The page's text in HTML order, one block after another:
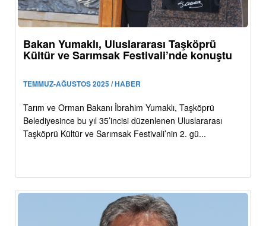
Bakan Yumaklı, Uluslararası Taşköprü
Kültür ve Sarımsak Festivali’nde konuştu
TEMMUZ-AĞUSTOS 2025 / HABER
Tarım ve Orman Bakanı İbrahim Yumaklı, Taşköprü
Belediyesince bu yıl 35’incisi düzenlenen Uluslararası
Taşköprü Kültür ve Sarımsak Festivali’nin 2. gü...